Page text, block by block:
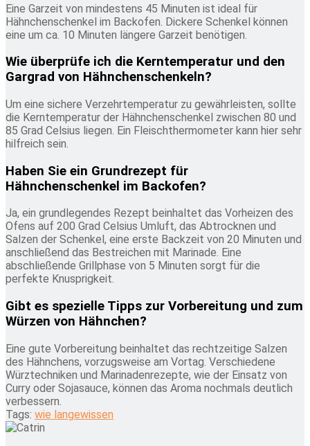
Eine Garzeit von mindestens 45 Minuten ist ideal für
Hähnchenschenkel im Backofen. Dickere Schenkel können
eine um ca. 10 Minuten längere Garzeit benötigen.
Wie überprüfe ich die Kerntemperatur und den
Gargrad von Hähnchenschenkeln?
Um eine sichere Verzehrtemperatur zu gewährleisten, sollte
die Kerntemperatur der Hähnchenschenkel zwischen 80 und
85 Grad Celsius liegen. Ein Fleischthermometer kann hier sehr
hilfreich sein.
Haben Sie ein Grundrezept für
Hähnchenschenkel im Backofen?
Ja, ein grundlegendes Rezept beinhaltet das Vorheizen des
Ofens auf 200 Grad Celsius Umluft, das Abtrocknen und
Salzen der Schenkel, eine erste Backzeit von 20 Minuten und
anschließend das Bestreichen mit Marinade. Eine
abschließende Grillphase von 5 Minuten sorgt für die
perfekte Knusprigkeit.
Gibt es spezielle Tipps zur Vorbereitung und zum
Würzen von Hähnchen?
Eine gute Vorbereitung beinhaltet das rechtzeitige Salzen
des Hähnchens, vorzugsweise am Vortag. Verschiedene
Würztechniken und Marinadenrezepte, wie der Einsatz von
Curry oder Sojasauce, können das Aroma nochmals deutlich
verbessern.
Tags: wie langewissen